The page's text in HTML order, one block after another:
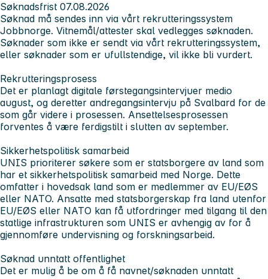
Søknadsfrist 07.08.2026
Søknad må sendes inn via vårt rekrutteringssystem
Jobbnorge. Vitnemål/attester skal vedlegges søknaden.
Søknader som ikke er sendt via vårt rekrutteringssystem,
eller søknader som er ufullstendige, vil ikke bli vurdert.
Rekrutteringsprosess
Det er planlagt digitale førstegangsintervjuer medio
august, og deretter andregangsintervju på Svalbard for de
som går videre i prosessen. Ansettelsesprosessen
forventes å være ferdigstilt i slutten av september.
Sikkerhetspolitisk samarbeid
UNIS prioriterer søkere som er statsborgere av land som
har et sikkerhetspolitisk samarbeid med Norge. Dette
omfatter i hovedsak land som er medlemmer av EU/EØS
eller NATO. Ansatte med statsborgerskap fra land utenfor
EU/EØS eller NATO kan få utfordringer med tilgang til den
statlige infrastrukturen som UNIS er avhengig av for å
gjennomføre undervisning og forskningsarbeid.
Søknad unntatt offentlighet
Det er mulig å be om å få navnet/søknaden unntatt